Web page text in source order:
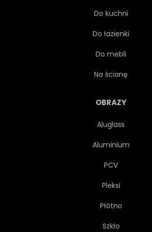
Do kuchni
Do łazienki
Do mebli
Na ścianę
OBRAZY
Aluglass
Aluminium
PCV
Pleksi
Płótno
Szkło